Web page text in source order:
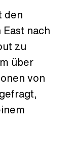
den
nach
zu
über
von